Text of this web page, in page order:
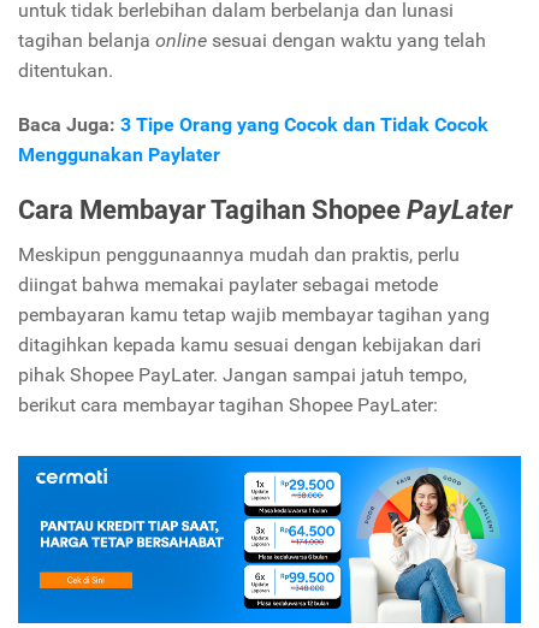
untuk tidak berlebihan dalam berbelanja dan lunasi
tagihan belanja online sesuai dengan waktu yang telah
ditentukan.
Baca Juga: 3 Tipe Orang yang Cocok dan Tidak Cocok
Menggunakan Paylater
Cara Membayar Tagihan ShopeePayLater
Meskipun penggunaannya mudah dan praktis, perlu
diingat bahwa memakai paylater sebagai metode
pembayaran kamu tetap wajib membayar tagihan yang
ditagihkan kepada kamu sesuai dengan kebijakan dari
pihak Shopee PayLater. Jangan sampai jatuh tempo,
berikut cara membayar tagihan Shopee PayLater: